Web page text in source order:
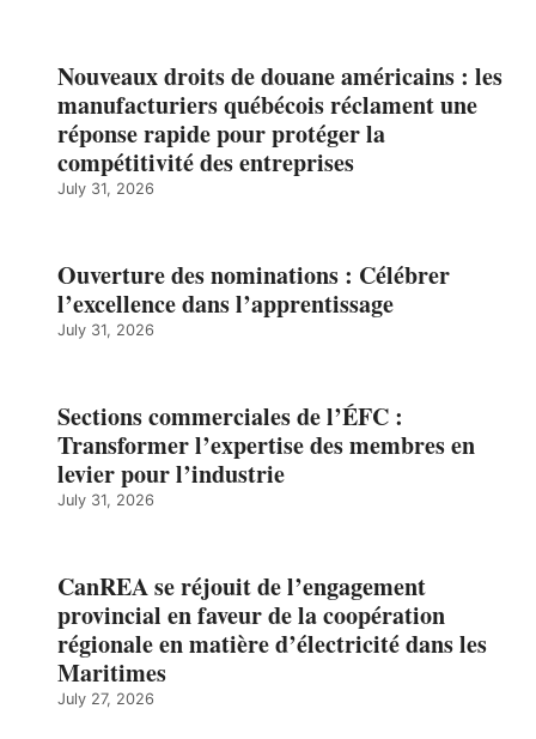
Nouveaux droits de douane américains : les
manufacturiers québécois réclament une
réponse rapide pour protéger la
compétitivité des entreprises
July 31, 2026
Ouverture des nominations : Célébrer
l’excellence dans l’apprentissage
July 31, 2026
Sections commerciales de l’ÉFC :
Transformer l’expertise des membres en
levier pour l’industrie
July 31, 2026
CanREA se réjouit de l’engagement
provincial en faveur de la coopération
régionale en matière d’électricité dans les
Maritimes
July 27, 2026